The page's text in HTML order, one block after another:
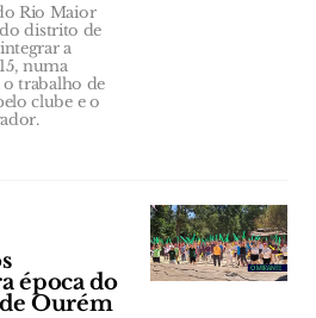
Rio Maior
distrito de
a
numa
trabalho de
clube e o
época do
Ourém